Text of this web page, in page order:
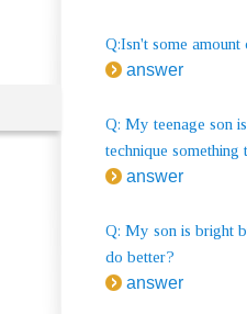
Q:Isn't some
answer
Q: My teenage son
technique something
answer
Q: My son is bright
do better?
answer